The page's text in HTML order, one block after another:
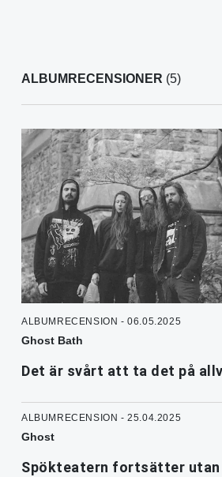
ALBUMRECENSIONER (5)
ALBUMRECENSION - 06.05.2025
Ghost Bath
Det är svårt att ta det på
ALBUMRECENSION - 25.04.2025
Ghost
Spökteatern fortsätter utan